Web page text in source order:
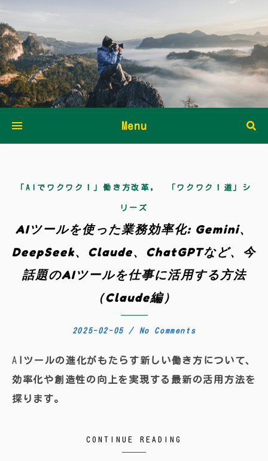
Menu
「AIでワクワク！」働き方改革 , 「ワクワク！道」シ
リーズ
AIツールを使った業務効率化: Gemini、
DeepSeek、Claude、ChatGPTなど、今
話題のAIツールを仕事に活用する方法
（Claude編）
2025-02-05 / No Comments
AIツールの進化がもたらす新しい働き方について、
効率化や創造性の向上を実現する最新の活用方法を
探ります。
CONTINUE READING